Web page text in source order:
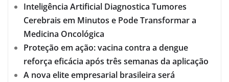
Inteligência Artificial Diagnostica Tumores
Cerebrais em Minutos e Pode Transformar a
Medicina Oncológica
Proteção em ação: vacina contra a dengue
reforça eficácia após três semanas da aplicação
A nova elite empresarial brasileira será